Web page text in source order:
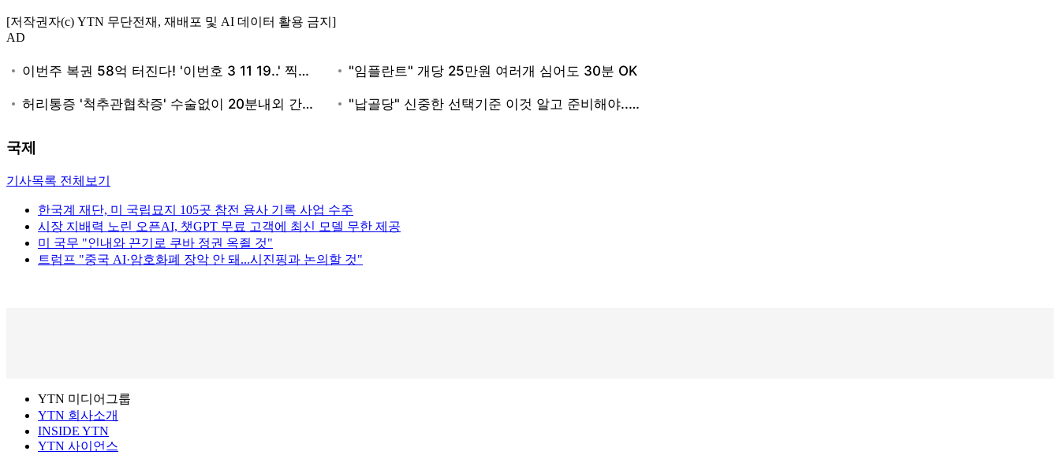
[저작권자(c) YTN 무단전재, 재배포 및 AI 데이터 활용 금지]
AD
국제
기사목록 전체보기
한국계 재단, 미 국립묘지 105곳 참전 용사 기록 사업 수주
시장 지배력 노린 오픈AI, 챗GPT 무료 고객에 최신 모델 무한 제공
미 국무 "인내와 끈기로 쿠바 정권 옥죌 것"
트럼프 "중국 AI·암호화폐 장악 안 돼...시진핑과 논의할 것"
YTN 미디어그룹
YTN 회사소개
INSIDE YTN
YTN 사이언스